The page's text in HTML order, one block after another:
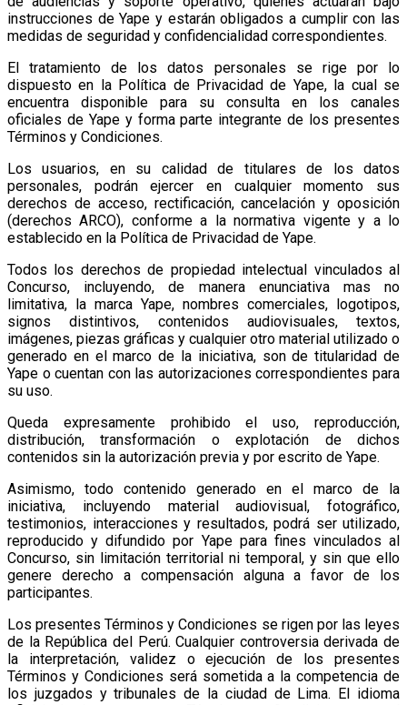
instrucciones de Yape y estarán obligados a cumplir con las
medidas de seguridad y confidencialidad correspondientes.
El tratamiento de los datos personales se rige por lo
dispuesto en la Política de Privacidad de Yape, la cual se
encuentra disponible para su consulta en los canales
oficiales de Yape y forma parte integrante de los presentes
Términos y Condiciones.
Los usuarios, en su calidad de titulares de los datos
personales, podrán ejercer en cualquier momento sus
derechos de acceso, rectificación, cancelación y oposición
(derechos ARCO), conforme a la normativa vigente y a lo
establecido en la Política de Privacidad de Yape.
Todos los derechos de propiedad intelectual vinculados al
Concurso, incluyendo, de manera enunciativa mas no
limitativa, la marca Yape, nombres comerciales, logotipos,
signos distintivos, contenidos audiovisuales, textos,
imágenes, piezas gráficas y cualquier otro material utilizado o
generado en el marco de la iniciativa, son de titularidad de
Yape o cuentan con las autorizaciones correspondientes para
su uso.
Queda expresamente prohibido el uso, reproducción,
distribución, transformación o explotación de dichos
contenidos sin la autorización previa y por escrito de Yape.
Asimismo, todo contenido generado en el marco de la
iniciativa, incluyendo material audiovisual, fotográfico,
testimonios, interacciones y resultados, podrá ser utilizado,
reproducido y difundido por Yape para fines vinculados al
Concurso, sin limitación territorial ni temporal, y sin que ello
genere derecho a compensación alguna a favor de los
participantes.
Los presentes Términos y Condiciones se rigen por las leyes
de la República del Perú. Cualquier controversia derivada de
la interpretación, validez o ejecución de los presentes
Términos y Condiciones será sometida a la competencia de
los juzgados y tribunales de la ciudad de Lima. El idioma